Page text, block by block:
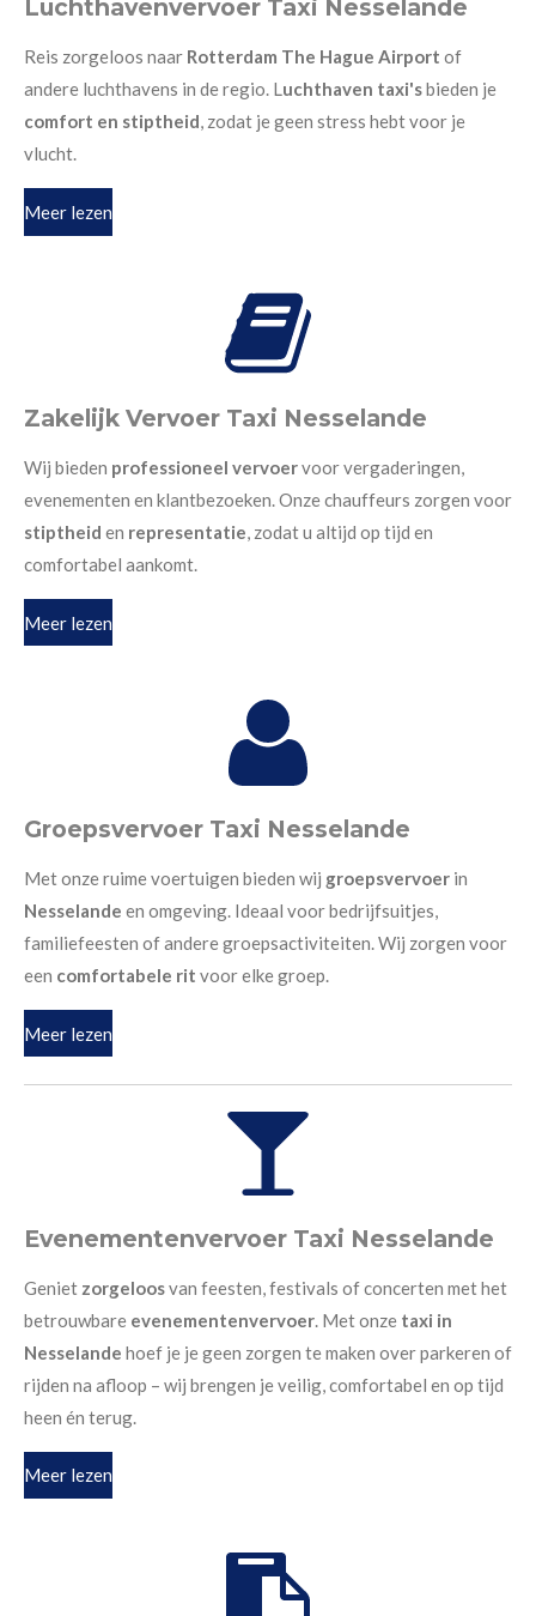
Luchthavenvervoer Taxi Nesselande
Reis zorgeloos naar Rotterdam The Hague Airport of
andere luchthavens in de regio. Luchthaven taxi'sbieden je
comfort en stiptheid, zodat je geen stress hebt voor je
vlucht.
Meer lezen
Zakelijk Vervoer Taxi Nesselande
Wij bieden professioneel vervoervoor vergaderingen,
evenementen en klantbezoeken. Onze chauffeurs zorgen voor
stiptheid en representatie, zodat u altijd op tijd en
comfortabel aankomt.
Meer lezen
Groepsvervoer Taxi Nesselande
Met onze ruime voertuigen bieden wij groepsvervoer in
Nesselande en omgeving. Ideaal voor bedrijfsuitjes,
familiefeesten of andere groepsactiviteiten. Wij zorgen voor
een comfortabele rit voor elke groep.
Meer lezen
Evenementenvervoer Taxi Nesselande
Geniet zorgeloosvan feesten, festivals of concerten met het
betrouwbare evenementenvervoer. Met onze taxi in
Nesselande hoef je je geen zorgen te maken over parkeren of
rijden na afloop – wij brengen je veilig, comfortabel en op tijd
heen én terug.
Meer lezen